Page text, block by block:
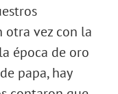
otra vez con la
época de oro
papa, hay